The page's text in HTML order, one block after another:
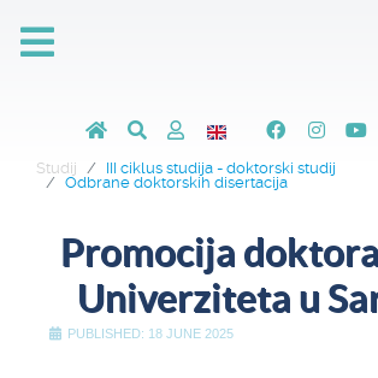
Studij
III ciklus studija - doktorski studij
Odbrane doktorskih disertacija
Promocija
Univerziteta u
PUBLISHED: 18 JUNE 2025